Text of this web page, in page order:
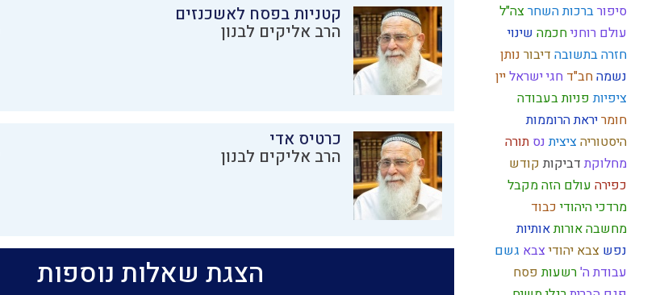
סיפורברכות השחרצה"ל
עולם רוחניחכמה שינוי
חזרה בתשובה דיבור נותן
נשמהחב"ד חגי ישראליין
ציפיותפניות בעבודה
חומריראת הרוממות
היסטוריהציציתנס תורה
מחלוקת דביקותקודש
כפירה עולם הזהמקבל
מרדכי היהודי כבוד
מחשבהאורותאותיות
נפש צבא יהודי צבא גשם
עבודת ה'רשעותפסח
קטניות בפסח לאשכנזים
הרב אליקים לבנון
כרטיס אדי
הרב אליקים לבנון
הצגת שאלות נוספות